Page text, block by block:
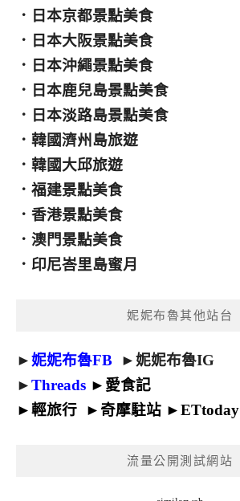
． 日本京都景點美食
． 日本大阪景點美食
． 日本沖繩景點美食
． 日本鹿兒島景點美食
． 日本淡路島景點美食
． 韓國濟州島旅遊
． 韓國大邱旅遊
． 福建景點美食
． 香港景點美食
． 澳門景點美食
． 印尼峇里島蜜月
妮妮布魯其他站台
►妮妮布魯FB ►妮妮布魯IG
►Threads ► 愛食記
►輕旅行 ► 奇摩駐站 ►ETtoday
流量公開測試網站